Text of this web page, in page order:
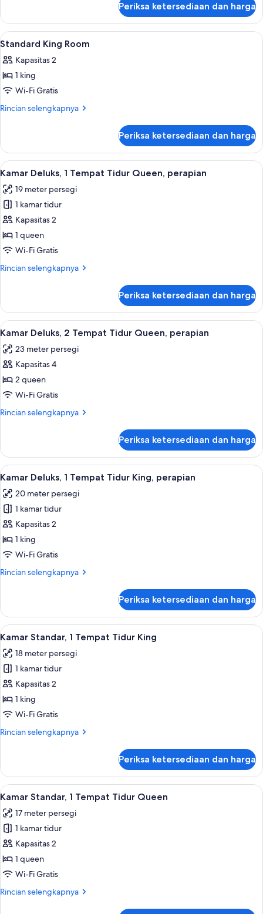
Queen
Beds
Superior
Room
With
Queen
Beds
Periksa ketersediaan dan harga
Lihat
semua
foto
untuk
Standard
King
Seprai premium, bantalan ekstra
7
Standard King Room
Kapasitas 2
1 king
Wi-Fi Gratis
Rincian selengkapnya
Rincian
Standard
King
Room
Periksa ketersediaan dan harga
Lihat
semua
foto
untuk
Kamar
Deluks,
1
Tidur
Seprai premium, bantalan ekstra
5
Kamar Deluks, 1 Tempat Tidur Queen, perapian
19 meter persegi
1 kamar tidur
Kapasitas 2
1 queen
Wi-Fi Gratis
Rincian selengkapnya
Rincian
Kamar
Deluks,
1
Tidur
Queen,
Periksa ketersediaan dan harga
Lihat
semua
foto
untuk
Kamar
Deluks,
2
Queen,
perapian
Kamar Deluks, 2 Tempat Tidur
5
Kamar Deluks, 2 Tempat Tidur Queen, perapian
23 meter persegi
Kapasitas 4
2 queen
Wi-Fi Gratis
Rincian selengkapnya
Rincian
Kamar
Deluks,
2
Tidur
Queen,
perapian
Periksa ketersediaan dan harga
Lihat
semua
foto
untuk
Kamar
Deluks,
1
Tidur
Kamar Deluks, 1 Tempat Tidur
6
Kamar Deluks, 1 Tempat Tidur King, perapian
20 meter persegi
1 kamar tidur
Kapasitas 2
1 king
Wi-Fi Gratis
Rincian selengkapnya
Rincian
Kamar
Deluks,
1
Tidur
King,
perapian
Periksa ketersediaan dan harga
Lihat
semua
foto
untuk
Kamar
Standar,
1
Tidur
Kamar Standar, 1 Tempat Tidur
7
Kamar Standar, 1 Tempat Tidur King
18 meter persegi
1 kamar tidur
Kapasitas 2
1 king
Wi-Fi Gratis
Rincian selengkapnya
Rincian
Kamar
Standar,
1
Tidur
King
Periksa ketersediaan dan harga
Lihat
semua
foto
untuk
Kamar
Standar,
1
Tidur
Kamar Standar, 1 Tempat Tidur
5
Kamar Standar, 1 Tempat Tidur Queen
17 meter persegi
1 kamar tidur
Kapasitas 2
1 queen
Wi-Fi Gratis
Rincian selengkapnya
Rincian